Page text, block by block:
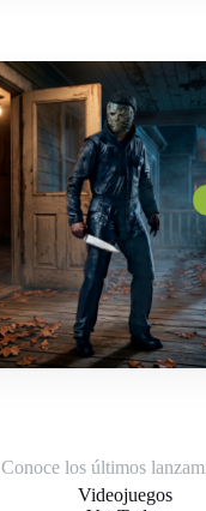
Conoce los últimos
Videojuegos